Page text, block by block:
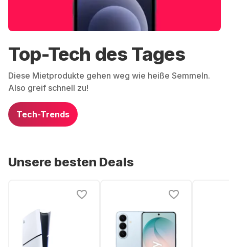
Top-Tech des Tages
Diese Mietprodukte gehen weg wie heiße Semmeln.
Also greif schnell zu!
Tech-Trends
Unsere besten Deals